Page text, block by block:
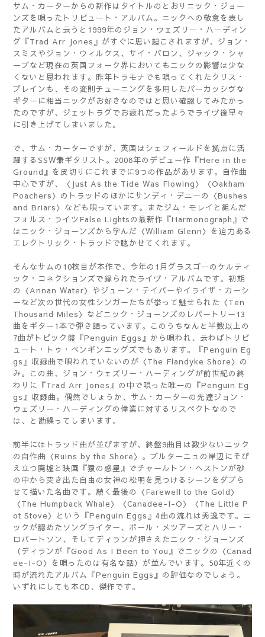
サム・カーターからの新作はタイトルのとおりニック・ジョー
ンズを唄ったトリビュート・アルバム。ニックへの敬意を表し
たアルバムと云うと1999年のジョン・ウェズリー・ハーディン
グ『Trad Arr Jones』がすぐに思い起こされますが、ジョン・
スミスやジョン・ウィルクス、サイ・バロン、ジャック・シャ
ープなど現在の英国フォーク界においてもニックの影響は少な
くないと思われます。昨年トラモナでも唄ってくれたクリス・
ブレインも、その変則チューニングを多用したパーカッシヴな
ギターに相当ニックがお好きなのではと思い確認してみたかっ
たのですが、ジェットラグでお疲れだったようでライヴ後早々
に引き上げてしまいました。
で、サム・カーターですが、英国はシェフィールドを拠点に活
躍するSSW兼ギタリスト。2008年のデビュー作『Here in the
Ground』を皮切りにこれまでに9つの作品があります。自作曲
中心ですが、〈Just As the Tide Was Flowing〉〈Oakham
Poachers〉のトラッドのほかにサンディ・デニーの〈Bushes
and Briars〉なども唄っています。またジム・モレイと組んだ
フォルス・ライツFalse Lightsの最新作『Harmonograph』で
はニック・ジョーンズから学んだ〈William Glenn〉を迫力ある
エレクトリック・トラッドで聴かせてくれます。
そんなサムの10枚目が本作で、今年の1月グラスゴーのケルティ
ック・コネクションズで録られたライヴ・アルバムです。初期
の〈Annan Water〉やジューン・テイバーやイライザ・カーシ
ーなど次の世代の女性シンガーたちが挙って魅せられた〈Ten
Thousand Miles〉などニック・ジョーンズのレパートリー13
曲をギター1本で弾き語っています。このうちなんと半数以上の
7曲がトピック盤『Penguin Eggs』から唄われ、云わばトリビ
ュート・トゥ・ペンギンエッグズでもあります。『Penguin Eg
gs』収録曲で唄われていないのが〈The Flandyke Shore〉の
み。この曲、ジョン・ウェズリー・ハーディングが前世紀の終
わりに『Trad Arr Jones』の中で唄った唯一の『Penguin Eg
gs』収録曲。偶然でしょうか、サム・カーターの先達ジョン・
ウェズリー・ハーディングの偉業に対するリスペクトなので
は、と勘繰ってしまいます。
前半にはトラッド曲が並びますが、終盤9曲目は数少ないニック
の自作曲〈Ruins by the Shore〉。ブルターニュの岸辺にそび
え立つ廃墟と映画『猿の惑星』でチャールトン・ヘストンが砂
の中から突き出た自由の女神の松明を見つけるシーンをダブら
せて描いた名曲です。続く最後の〈Farewell to the Gold〉
〈The Humpback Whale〉〈Canadee-I-O〉〈The Little P
ot Stove〉という『Penguin Eggs』4曲の流れは秀逸です。ニ
ックが認めたソングライター、ポール・メツアーズとハリー・
ロバートソン、そしてディランが押さえたニック・ジョーンズ
（ディランが『Good As I Been to You』でニックの〈Canad
ee-I-O〉を唄ったのは有名な話）が並んでいます。50年近くの
時が流れたアルバム『Penguin Eggs』の評価なのでしょう。
いずれにしても本CD、傑作です。